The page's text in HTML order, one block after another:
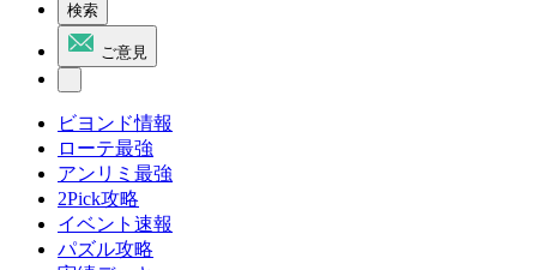
検索
ご意見
ビヨンド情報
ローテ最強
アンリミ最強
2Pick攻略
イベント速報
パズル攻略